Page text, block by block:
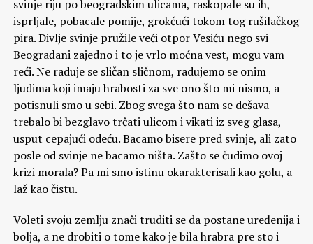
svinje riju po beogradskim ulicama, raskopale su ih,
isprljale, pobacale pomije, grokćući tokom tog rušilačkog
pira. Divlje svinje pružile veći otpor Vesiću nego svi
Beograđani zajedno i to je vrlo moćna vest, mogu vam
reći. Ne raduje se sličan sličnom, radujemo se onim
ljudima koji imaju hrabosti za sve ono što mi nismo, a
potisnuli smo u sebi. Zbog svega što nam se dešava
trebalo bi bezglavo trčati ulicom i vikati iz sveg glasa,
usput cepajući odeću. Bacamo bisere pred svinje, ali zato
posle od svinje ne bacamo ništa. Zašto se čudimo ovoj
krizi morala? Pa mi smo istinu okarakterisali kao golu, a
laž kao čistu.
Voleti svoju zemlju znači truditi se da postane uređenija i
bolja, a ne drobiti o tome kako je bila hrabra pre sto i